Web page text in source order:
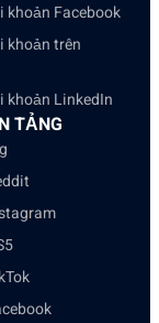
khoản Facebook
khoản trên
khoản LinkedIn
TẢNG